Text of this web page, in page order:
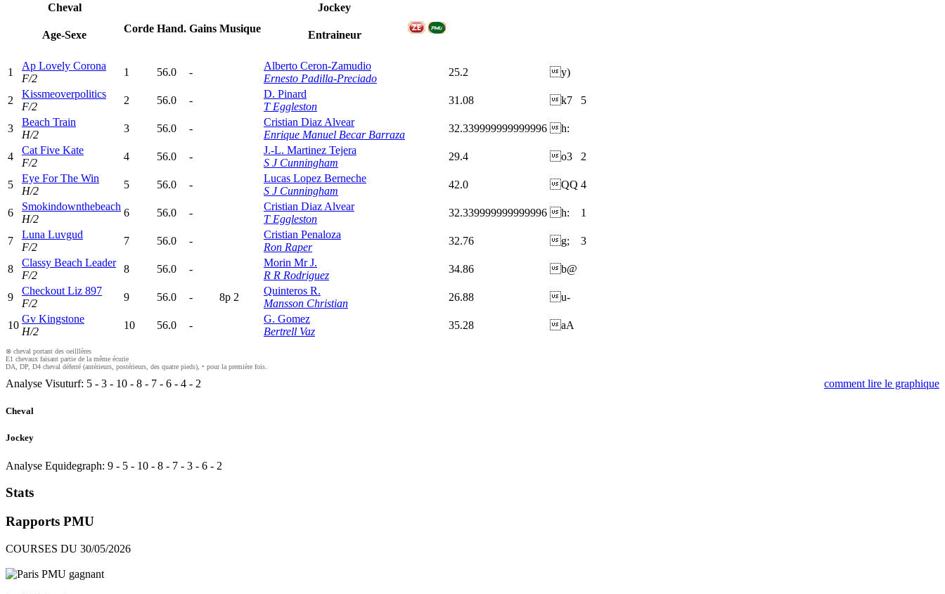
Cheval
Age-Sexe
Corde Hand. Gains Musique
Jockey
Entraineur
1
Ap Lovely Corona
F/2
1 56.0 -
Alberto Ceron-Zamudio
Ernesto Padilla-Preciado
25.2 y)
2
Kissmeoverpolitics
F/2
2 56.0 -
D. Pinard
T Eggleston
31.08 k7 5
3
Beach Train
H/2
3 56.0 -
Cristian Diaz Alvear
Enrique Manuel Becar Barraza
32.339999999999996 h:
4
Cat Five Kate
F/2
4 56.0 -
J.-L. Martinez Tejera
S J Cunningham
29.4 o3 2
5
Eye For The Win
H/2
5 56.0 -
Lucas Lopez Berneche
S J Cunningham
42.0 QQ 4
6
Smokindownthebeach
H/2
6 56.0 -
Cristian Diaz Alvear
T Eggleston
32.339999999999996 h: 1
7
Luna Luvgud
F/2
7 56.0 -
Cristian Penaloza
Ron Raper
32.76 g; 3
8
Classy Beach Leader
F/2
8 56.0 -
Morin Mr J.
R R Rodriguez
34.86 b@
9
Checkout Liz 897
F/2
9 56.0 - 8p 2
Quinteros R.
Mansson Christian
26.88 u-
10
Gv Kingstone
H/2
10 56.0 -
G. Gomez
Bertrell Vaz
35.28 aA
⊗ cheval portant des oeilllères
E1 chevaux faisant partie de la même écurie
DA, DP, D4 cheval déferré (antérieurs, postérieurs, des quatre pieds), • pour la première fois.
Analyse Visuturf: 5 - 3 - 10 - 8 - 7 - 6 - 4 - 2 comment lire le graphique
Cheval
Jockey
Analyse Equidegraph: 9 - 5 - 10 - 8 - 7 - 3 - 6 - 2
Stats
Rapports PMU
COURSES DU 30/05/2026